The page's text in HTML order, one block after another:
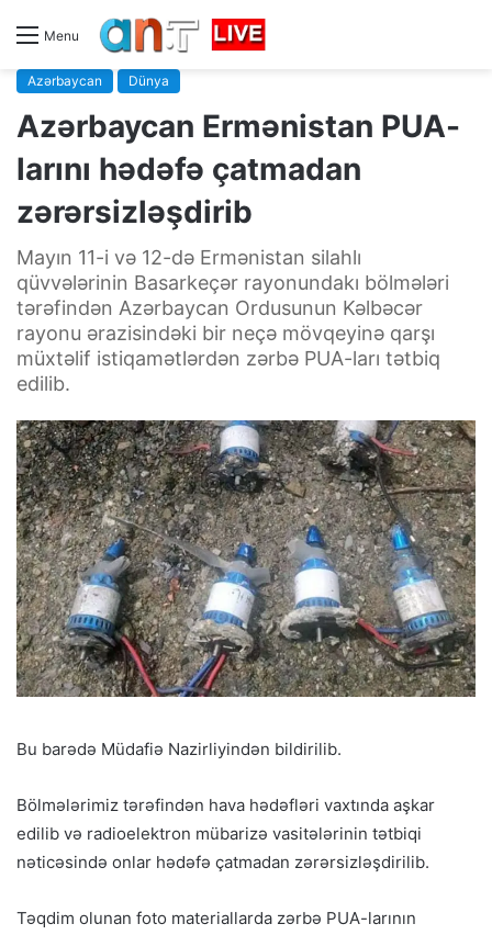
Menu
Azərbaycan Dünya
Azərbaycan Ermənistan PUA-
larını hədəfə çatmadan
zərərsizləşdirib
Mayın 11-i və 12-də Ermənistan silahlı
qüvvələrinin Basarkeçər rayonundakı bölmələri
tərəfindən Azərbaycan Ordusunun Kəlbəcər
rayonu ərazisindəki bir neçə mövqeyinə qarşı
müxtəlif istiqamətlərdən zərbə PUA-ları tətbiq
edilib.
Bu barədə Müdafiə Nazirliyindən bildirilib.
Bölmələrimiz tərəfindən hava hədəfləri vaxtında aşkar
edilib və radioelektron mübarizə vasitələrinin tətbiqi
nəticəsində onlar hədəfə çatmadan zərərsizləşdirilib.
Təqdim olunan foto materiallarda zərbə PUA-larının